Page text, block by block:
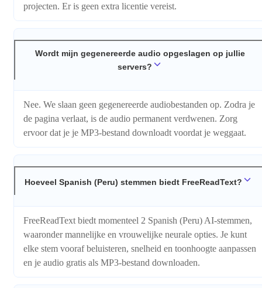
projecten. Er is geen extra licentie vereist.
Wordt mijn gegenereerde audio opgeslagen op jullie
servers?
Nee. We slaan geen gegenereerde audiobestanden op. Zodra je
de pagina verlaat, is de audio permanent verdwenen. Zorg
ervoor dat je je MP3-bestand downloadt voordat je weggaat.
Hoeveel Spanish (Peru) stemmen biedt FreeReadText?
FreeReadText biedt momenteel 2 Spanish (Peru) AI-stemmen,
waaronder mannelijke en vrouwelijke neurale opties. Je kunt
elke stem vooraf beluisteren, snelheid en toonhoogte aanpassen
en je audio gratis als MP3-bestand downloaden.